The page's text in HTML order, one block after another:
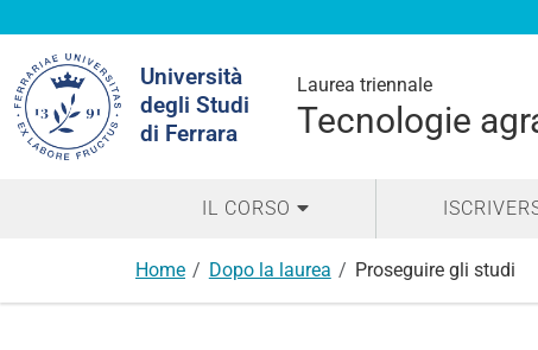
Università
degli Studi
di Ferrara
Laurea triennale
Tecnologie
nel
sito
IL CORSO
Home Dopo la laurea Proseguire gli studi